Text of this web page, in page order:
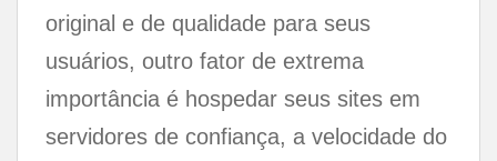
original e de qualidade para seus
usuários, outro fator de extrema
importância é hospedar seus sites em
servidores de confiança, a velocidade do